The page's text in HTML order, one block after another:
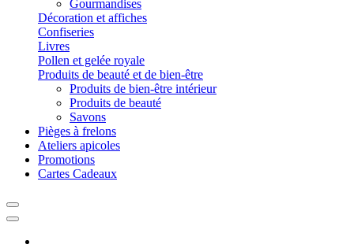
Gourmandises
Décoration et affiches
Confiseries
Livres
Pollen et gelée royale
Produits de beauté et de bien-être
Produits de bien-être intérieur
Produits de beauté
Savons
Pièges à frelons
Ateliers apicoles
Promotions
Cartes Cadeaux